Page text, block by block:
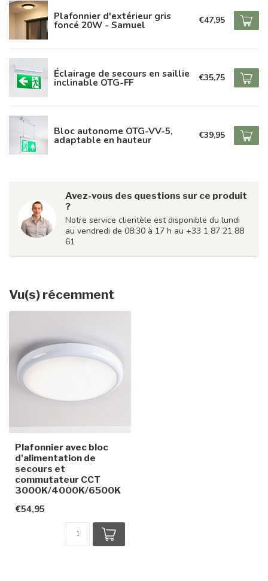
Plafonnier d'extérieur gris
foncé 20W - Samuel €47,95
Éclairage de secours en saillie
inclinable OTG-FF €35,75
Bloc autonome OTG-VV-5,
adaptable en hauteur €39,95
Avez-vous des questions sur ce produit
?
Notre service clientèle est disponible du lundi
au vendredi de 08:30 à 17 h au +33 1 87 21 88
61
Vu(s) récemment
Plafonnier avec bloc
d'alimentation de
secours et
commutateur CCT
3000K/4000K/6500K
€54,95